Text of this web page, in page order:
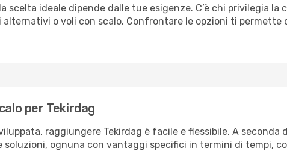
scelta ideale dipende dalle tue esigenze. C’è chi privilegia
o voli con scalo. Confrontare le opzioni ti permette
per Tekirdag
raggiungere Tekirdag è facile e flessibile. A seconda
ognuna con vantaggi specifici in termini di tempi,